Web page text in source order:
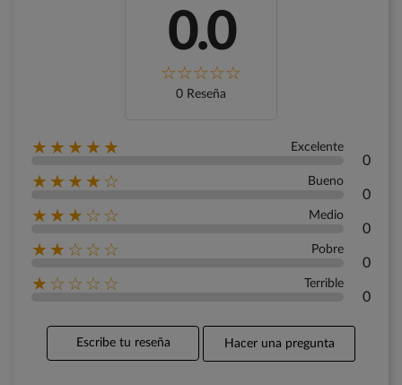
0.0
0 Reseña
★★★★★ Excelente
0
★★★★☆ Bueno
0
★★★☆☆ Medio
0
★★☆☆☆ Pobre
0
★☆☆☆☆ Terrible
0
Escribe tu reseña Hacer una pregunta